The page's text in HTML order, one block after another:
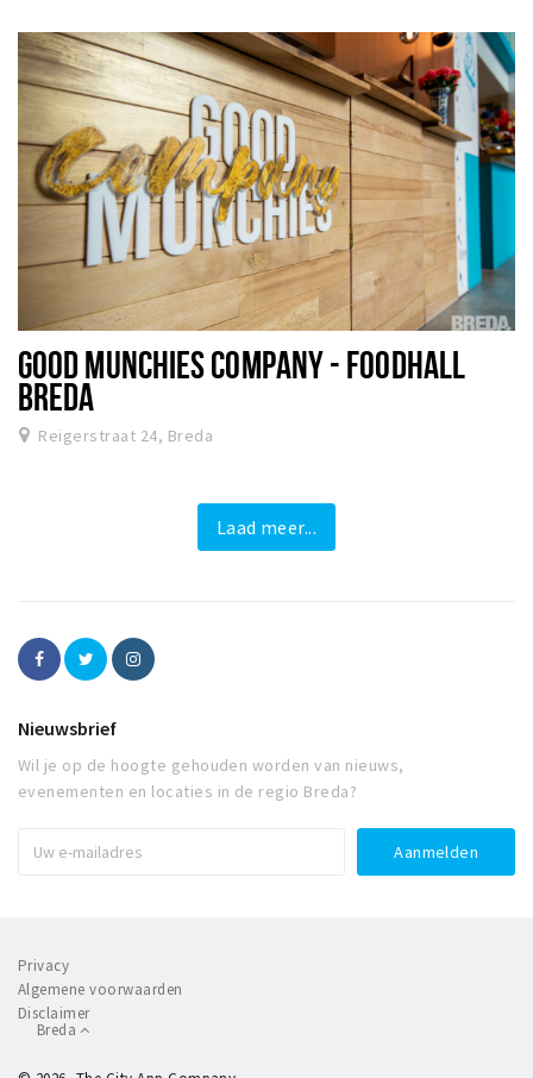
GOOD MUNCHIES COMPANY - FOODHALL
BREDA
Reigerstraat 24, Breda
Laad meer...
Nieuwsbrief
Wil je op de hoogte gehouden worden van nieuws,
evenementen en locaties in de regio Breda?
Privacy
Algemene voorwaarden
Disclaimer
Breda